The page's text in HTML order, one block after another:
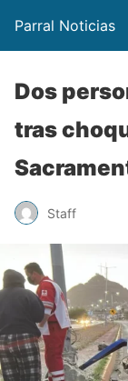
Parral Noticias
Dos
tras
Staff